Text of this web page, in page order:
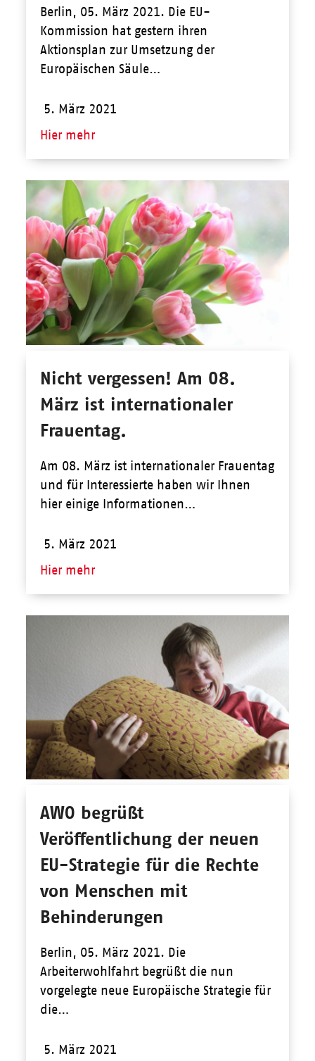
Berlin, 05. März 2021. Die EU-
Kommission hat gestern ihren
Aktionsplan zur Umsetzung der
Europäischen Säule…
5. März 2021
Hier mehr
Nicht vergessen! Am 08.
März ist internationaler
Frauentag.
Am 08. März ist internationaler Frauentag
und für Interessierte haben wir Ihnen
hier einige Informationen…
5. März 2021
Hier mehr
AWO begrüßt
Veröffentlichung der neuen
EU-Strategie für die Rechte
von Menschen mit
Behinderungen
Berlin, 05. März 2021. Die
Arbeiterwohlfahrt begrüßt die nun
vorgelegte neue Europäische Strategie für
die…
5. März 2021